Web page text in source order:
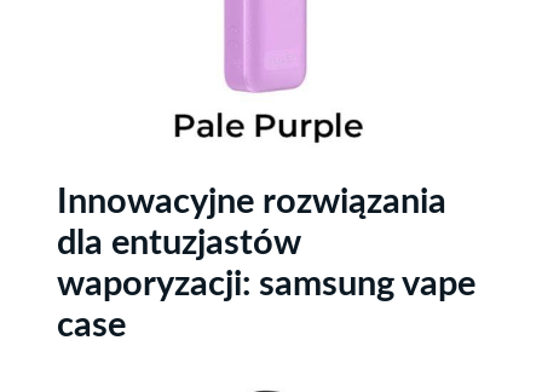
Innowacyjne rozwiązania
dla entuzjastów
waporyzacji: samsung vape
case